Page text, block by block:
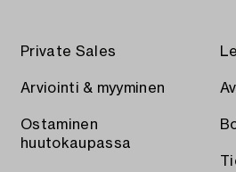
Private Sales
Arviointi & myyminen
Ostaminen
huutokaupassa